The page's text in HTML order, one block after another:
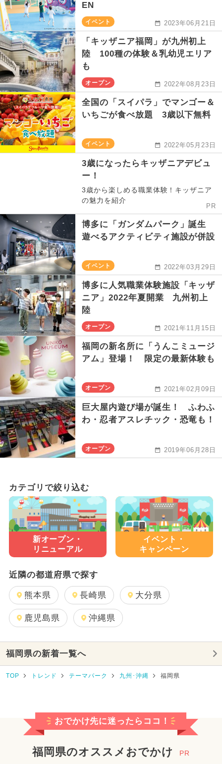
EN
イベント 2023年06月21日
「キッザニア福岡」が九州初上
陸 100種の体験＆乳幼児エリア
も
オープン 2022年08月23日
全国の「スイパラ」でマンゴー＆
いちごが食べ放題 3歳以下無料
イベント 2022年05月23日
3歳になったらキッザニアデビュ
ー！
3歳から楽しめる職業体験！キッザニア
の魅力を紹介
PR
博多に「ガンダムパーク」誕生
遊べるアクティビティ施設が併設
イベント 2022年03月29日
博多に人気職業体験施設「キッザ
ニア」2022年夏開業 九州初上
陸
オープン 2021年11月15日
福岡の新名所に「うんこミュージ
アム」登場！ 限定の最新体験も
オープン 2021年02月09日
巨大屋内遊び場が誕生！ ふわふ
わ・忍者アスレチック・恐竜も！
オープン 2019年06月28日
カテゴリで絞り込む
新オープン・
リニューアル
イベント・
キャンペーン
近隣の都道府県で探す
熊本県 長崎県 大分県
鹿児島県 沖縄県
福岡県の新着一覧へ
TOP トレンド テーマパーク 九州･沖縄 福岡県
おでかけ先に迷ったらココ！
福岡県のオススメおでかけ PR